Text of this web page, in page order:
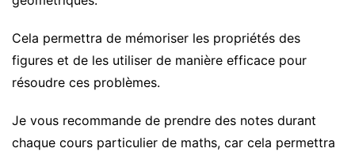
Cela permettra de mémoriser les propriétés des
figures et de les utiliser de manière efficace pour
résoudre ces problèmes.
Je vous recommande de prendre des notes durant
chaque cours particulier de maths, car cela permettra